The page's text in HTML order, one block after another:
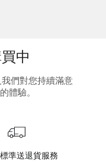
中
我們對您持續滿意
體驗。
準送退貨服務